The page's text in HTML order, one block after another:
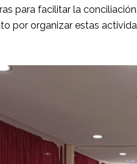
para facilitar la
por organizar estas